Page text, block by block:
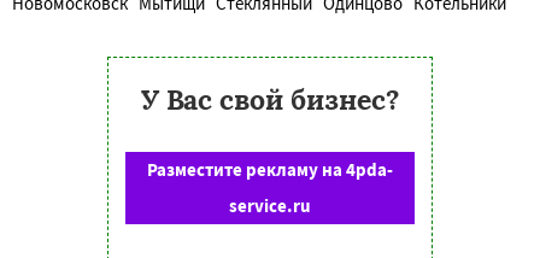
У Вас свой бизнес?
Разместите рекламу на 4pda-
service.ru